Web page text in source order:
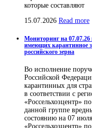
которые составляют
15.07.2026 Read more
Мониторинг на 07.07.26
имеющих карантинное
российского зерна
Во исполнение
Российской
карантинных для
в соответствии с
«Россельхозцентр»
данной группе
состоянию на 07
«Россельхозцентр»